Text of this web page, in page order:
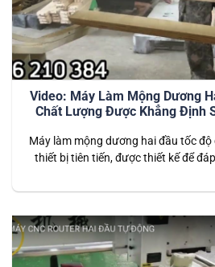
Video: Máy Làm Mộng Dương
Chất Lượng Được Khẳng Định
Máy làm mộng dương hai đầu tốc
thiết bị tiên tiến, được thiết kế để
xác và bền bỉ, máy đã được khách